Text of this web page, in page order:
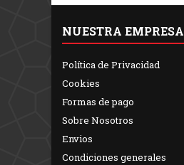
NUESTRA EMPRESA
Política de Privacidad
Cookies
Formas de pago
Sobre Nosotros
Envios
Condiciones generales